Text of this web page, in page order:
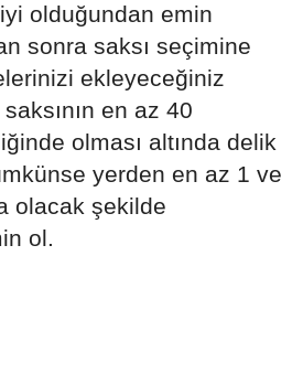
olduğundan emin
sonra saksı seçimine
ekleyeceğiniz
en az 40
olması altında delik
yerden en az 1 ve
olacak şekilde
ol.